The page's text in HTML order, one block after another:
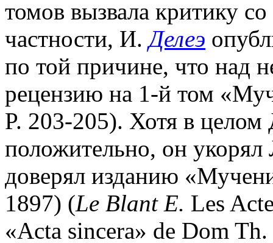
томов вызвала критику
частности, И.Делеэ
по той причине, что над
рецензию на 1-й том
P. 203-205). Хотя в целом
положительно, он укорял
доверял изданию
1897) (Le Blant E. Les
«Acta sincera» de Dom